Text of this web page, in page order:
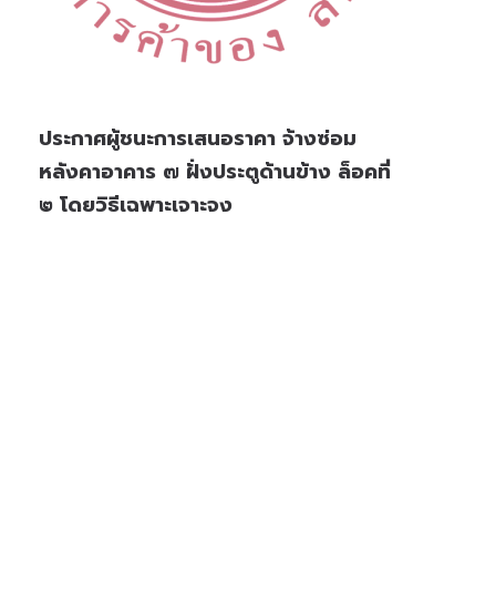
ประกาศผู้ชนะการเสนอราคา จ้างซ่อม
หลังคาอาคาร ๗ ฝั่งประตูด้านข้าง ล็อคที่
๒ โดยวิธีเฉพาะเจาะจง